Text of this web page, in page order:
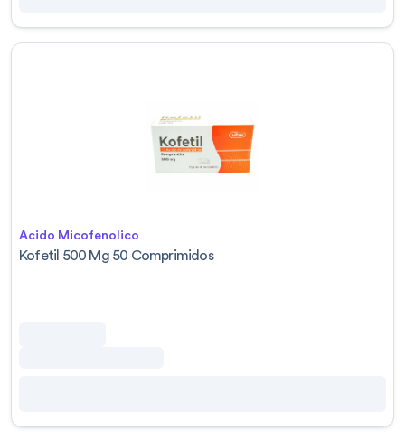
Acido Micofenolico
Kofetil 500 Mg 50 Comprimidos